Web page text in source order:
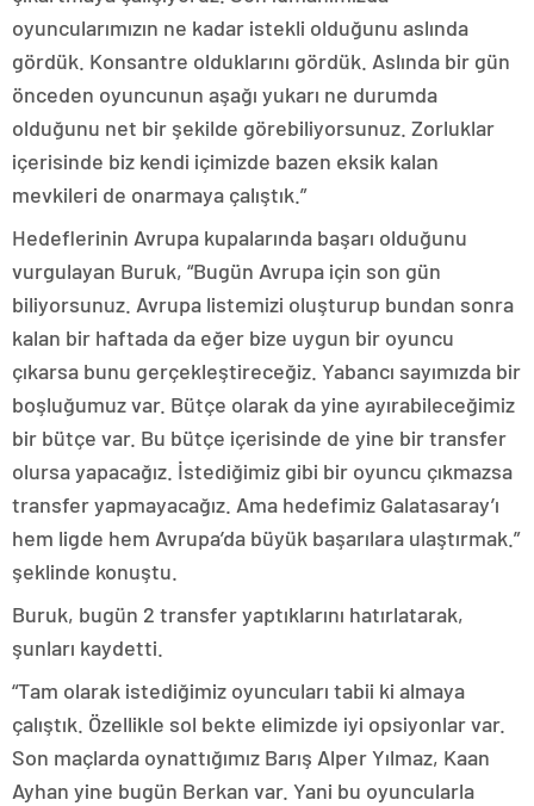
oyuncularımızın ne kadar istekli olduğunu aslında
gördük. Konsantre olduklarını gördük. Aslında bir gün
önceden oyuncunun aşağı yukarı ne durumda
olduğunu net bir şekilde görebiliyorsunuz. Zorluklar
içerisinde biz kendi içimizde bazen eksik kalan
mevkileri de onarmaya çalıştık.”
Hedeflerinin Avrupa kupalarında başarı olduğunu
vurgulayan Buruk, “Bugün Avrupa için son gün
biliyorsunuz. Avrupa listemizi oluşturup bundan sonra
kalan bir haftada da eğer bize uygun bir oyuncu
çıkarsa bunu gerçekleştireceğiz. Yabancı sayımızda bir
boşluğumuz var. Bütçe olarak da yine ayırabileceğimiz
bir bütçe var. Bu bütçe içerisinde de yine bir transfer
olursa yapacağız. İstediğimiz gibi bir oyuncu çıkmazsa
transfer yapmayacağız. Ama hedefimiz Galatasaray’ı
hem ligde hem Avrupa’da büyük başarılara ulaştırmak.”
şeklinde konuştu.
Buruk, bugün 2 transfer yaptıklarını hatırlatarak,
şunları kaydetti.
“Tam olarak istediğimiz oyuncuları tabii ki almaya
çalıştık. Özellikle sol bekte elimizde iyi opsiyonlar var.
Son maçlarda oynattığımız Barış Alper Yılmaz, Kaan
Ayhan yine bugün Berkan var. Yani bu oyuncularla